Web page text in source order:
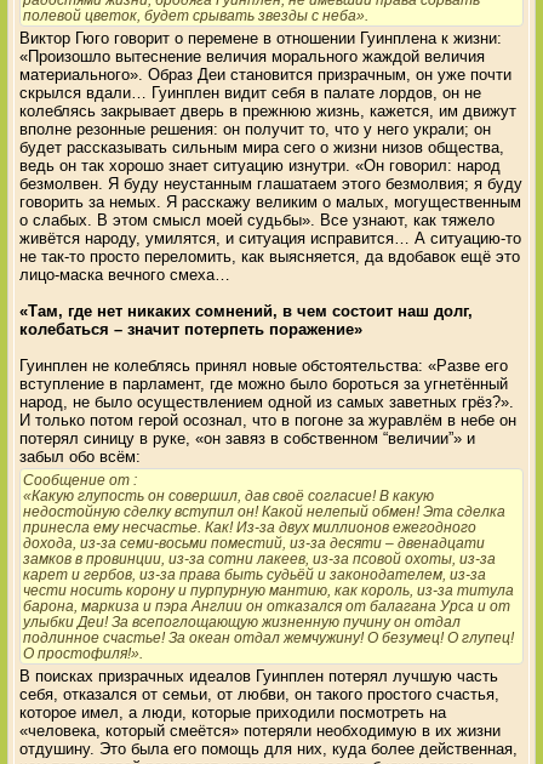
полевой цветок, будет срывать звезды с неба».
Виктор Гюго говорит о перемене в отношении Гуинплена к жизни:
«Произошло вытеснение величия морального жаждой величия
материального». Образ Деи становится призрачным, он уже почти
скрылся вдали… Гуинплен видит себя в палате лордов, он не
колеблясь закрывает дверь в прежнюю жизнь, кажется, им движут
вполне резонные решения: он получит то, что у него украли; он
будет рассказывать сильным мира сего о жизни низов общества,
ведь он так хорошо знает ситуацию изнутри. «Он говорил: народ
безмолвен. Я буду неустанным глашатаем этого безмолвия; я буду
говорить за немых. Я расскажу великим о малых, могущественным
о слабых. В этом смысл моей судьбы». Все узнают, как тяжело
живётся народу, умилятся, и ситуация исправится… А ситуацию-то
не так-то просто переломить, как выясняется, да вдобавок ещё это
лицо-маска вечного смеха…
«Там, где нет никаких сомнений, в чем состоит наш долг,
колебаться – значит потерпеть поражение»
Гуинплен не колеблясь принял новые обстоятельства: «Разве его
вступление в парламент, где можно было бороться за угнетённый
народ, не было осуществлением одной из самых заветных грёз?».
И только потом герой осознал, что в погоне за журавлём в небе он
потерял синицу в руке, «он завяз в собственном “величии”» и
забыл обо всём:
Сообщение от :
«Какую глупость он совершил, дав своё согласие! В какую
недостойную сделку вступил он! Какой нелепый обмен! Эта сделка
принесла ему несчастье. Как! Из-за двух миллионов ежегодного
дохода, из-за семи-восьми поместий, из-за десяти – двенадцати
замков в провинции, из-за сотни лакеев, из-за псовой охоты, из-за
карет и гербов, из-за права быть судьёй и законодателем, из-за
чести носить корону и пурпурную мантию, как король, из-за титула
барона, маркиза и пэра Англии он отказался от балагана Урса и от
улыбки Деи! За всепоглощающую жизненную пучину он отдал
подлинное счастье! За океан отдал жемчужину! О безумец! О глупец!
О простофиля!».
В поисках призрачных идеалов Гуинплен потерял лучшую часть
себя, отказался от семьи, от любви, он такого простого счастья,
которое имел, а люди, которые приходили посмотреть на
«человека, который смеётся» потеряли необходимую в их жизни
отдушину. Это была его помощь для них, куда более действенная,